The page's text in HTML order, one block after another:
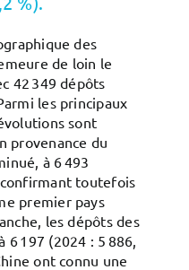
des
de loin le
42 349 dépôts
les principaux
sont
provenance du
à 6 493
toutefois
premier pays
les dépôts des
6 197 (2024 : 5 886,
ont connu une